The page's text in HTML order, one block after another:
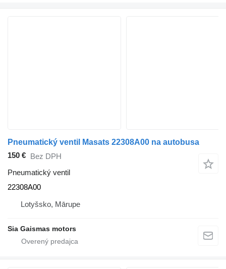
Pneumatický ventil Masats 22308A00 na autobusa
150 € Bez DPH
Pneumatický ventil
22308A00
Lotyšsko, Mārupe
Sia Gaismas motors